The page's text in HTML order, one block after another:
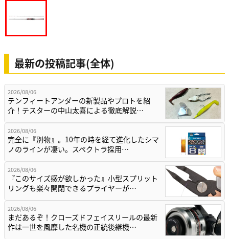
最新の投稿記事(全体)
2026/08/06
テンフィートアンダーの新製品やプロトを紹
介！テスターの中山太喜による徹底解説…
2026/08/06
完全に『別物』。10年の時を経て進化したシマ
ノのラインが凄い。スペクトラ採用…
2026/08/06
『このサイズ感が欲しかった』小型スプリット
リングも楽々開閉できるプライヤーが…
2026/08/06
まだあるぞ！クローズドフェイスリールの最新
作は一世を風靡した名機の正統後継機…